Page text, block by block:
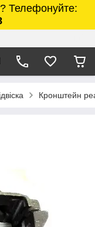
Телефонуйте:
Кронштейн